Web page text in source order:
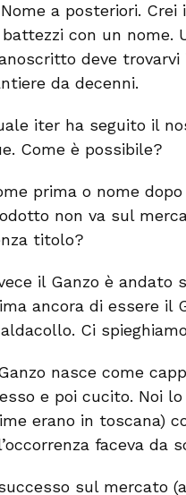
a posteriori.
con un nome.
deve
da decenni.
iter ha seguito il
Come è possibile?
prima o nome
non va sul
titolo?
il Ganzo è andato
ancora di essere il
Ci
nasce come
e poi cucito. Noi
erano in toscana)
faceva da
sul mercato